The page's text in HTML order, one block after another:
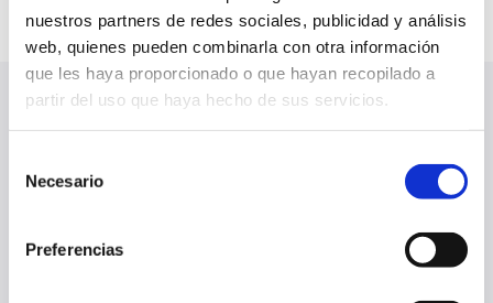
nuestros partners de redes sociales, publicidad y análisis
web, quienes pueden combinarla con otra información
que les haya proporcionado o que hayan recopilado a
partir del uso que haya hecho de sus servicios.
Necesario
Preferencias
ÚLTIMAS NOTICIAS VER TODO